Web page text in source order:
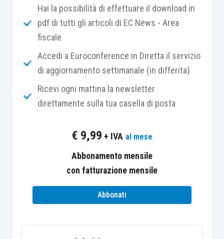
2423, cod. civ.. Analogamente, anche il
paragrafo contenente il giudizio sul
bilancio
non solo alla citazione della
rappresentazione veritiera e corretta(in
situazione patrimoniale e finanziaria della
società, e del risultato economico, bensì
proposti secondo loschema prescritto
per il rendiconto finanziario
quanto al paragrafo che identifica e
”, si dà atto delle modifiche
Hai la possibilità di effettuare il download in
pdf di tutti gli articoli di EC News - Area
fiscale
Accedi a Euroconference in Diretta il servizio
di aggiornamento settimanale (in differita)
Ricevi ogni mattina la newsletter
direttamente sulla tua casella di posta
€ 9,99 + IVA al mese
Abbonamento mensile
con fatturazione mensile
Abbonati